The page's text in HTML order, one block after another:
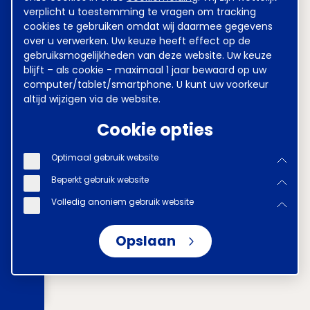
verplicht u toestemming te vragen om tracking
cookies te gebruiken omdat wij daarmee gegevens
over u verwerken. Uw keuze heeft effect op de
gebruiksmogelijkheden van deze website. Uw keuze
blijft – als cookie - maximaal 1 jaar bewaard op uw
computer/tablet/smartphone. U kunt uw voorkeur
altijd wijzigen via de website.
Cookie opties
Optimaal gebruik website
Beperkt gebruik website
Volledig anoniem gebruik website
Opslaan